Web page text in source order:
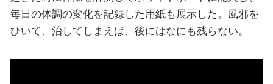
毎日の体調の変化を記録した用紙も展示した。風邪を
ひいて、治してしまえば、後にはなにも残らない。